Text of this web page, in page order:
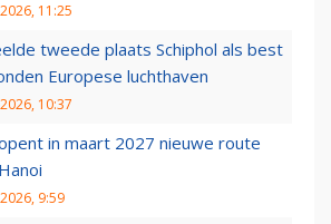
11:25
tweede plaats Schiphol als best
Europese luchthaven
10:37
in maart 2027 nieuwe route
9:59